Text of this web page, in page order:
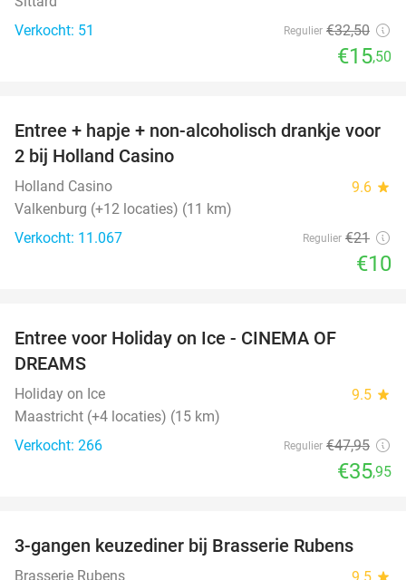
Verkocht: 51
Regulier €32,50
€15,50
52%
Entree + hapje + non-alcoholisch drankje voor
2 bij Holland Casino
Holland Casino 9.6 star
Valkenburg (+12 locaties) (11 km)
Verkocht: 11.067
Regulier €21
€10
Entree voor Holiday on Ice - CINEMA OF
DREAMS
Holiday on Ice 9.5 star
Maastricht (+4 locaties) (15 km)
Verkocht: 266
Regulier €47,95
€35,95
42%
3-gangen keuzediner bij Brasserie Rubens
Brasserie Rubens star